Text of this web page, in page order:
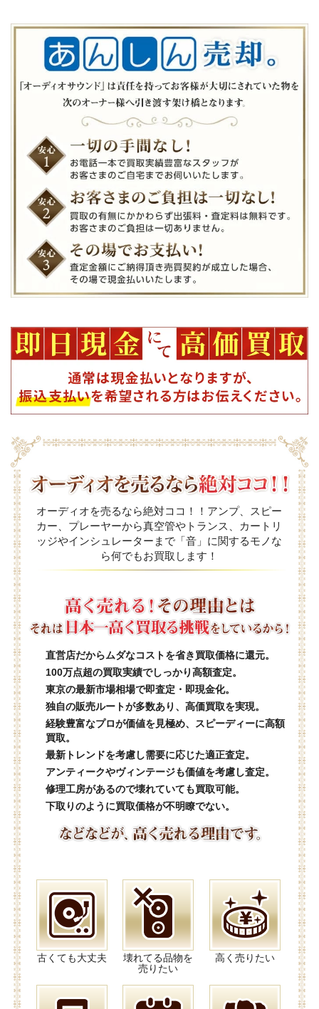
オーディオを売るなら絶対ココ！！アンプ、スピー
カー、プレーヤーから真空管やトランス、カートリ
ッジやインシュレーターまで「音」に関するモノな
ら何でもお買取します！
直営店だからムダなコストを省き買取価格に還元。
100万点超の買取実績でしっかり高額査定。
東京の最新市場相場で即査定・即現金化。
独自の販売ルートが多数あり、高価買取を実現。
経験豊富なプロが価値を見極め、スピーディーに高額
買取。
最新トレンドを考慮し需要に応じた適正査定。
アンティークやヴィンテージも価値を考慮し査定。
修理工房があるので壊れていても買取可能。
下取りのように買取価格が不明瞭でない。
古くても大丈夫
壊れてる品物を
売りたい
高く売りたい